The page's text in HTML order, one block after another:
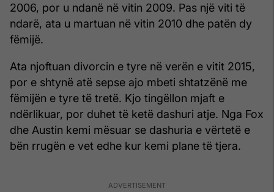
2006, por u ndanë në vitin 2009. Pas një viti të
ndarë, ata u martuan në vitin 2010 dhe patën dy
fëmijë.
Ata njoftuan divorcin e tyre në verën e vitit 2015,
por e shtynë atë sepse ajo mbeti shtatzënë me
fëmijën e tyre të tretë. Kjo tingëllon mjaft e
ndërlikuar, por duhet të ketë dashuri atje. Nga Fox
dhe Austin kemi mësuar se dashuria e vërtetë e
bën rrugën e vet edhe kur kemi plane të tjera.